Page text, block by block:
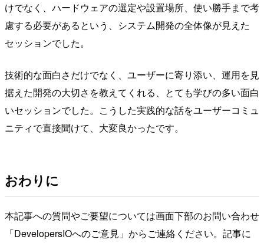
けでなく、ハードウェアの選定や設置場所、使い勝手まで考
慮する必要があるという、システム開発の全体像が見えた
セッションでした。
技術的な面白さだけでなく、ユーザーに寄り添い、運用を見
据えた開発の大切さを教えてくれる、とても学びの多い面白
いセッションでした。こうした実践的な話をユーザーコミュ
ニティで直接聞けて、大変良かったです。
おわりに
本記事への質問やご要望については画面下部のお問い合わせ
「DevelopersIOへのご意見」からご連絡ください。記事に